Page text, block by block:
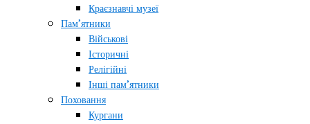
Краєзнавчі музеї
Пам’ятники
Військові
Історичні
Релігійні
Інші пам’ятники
Поховання
Кургани